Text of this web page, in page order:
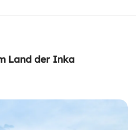
Land der Inka